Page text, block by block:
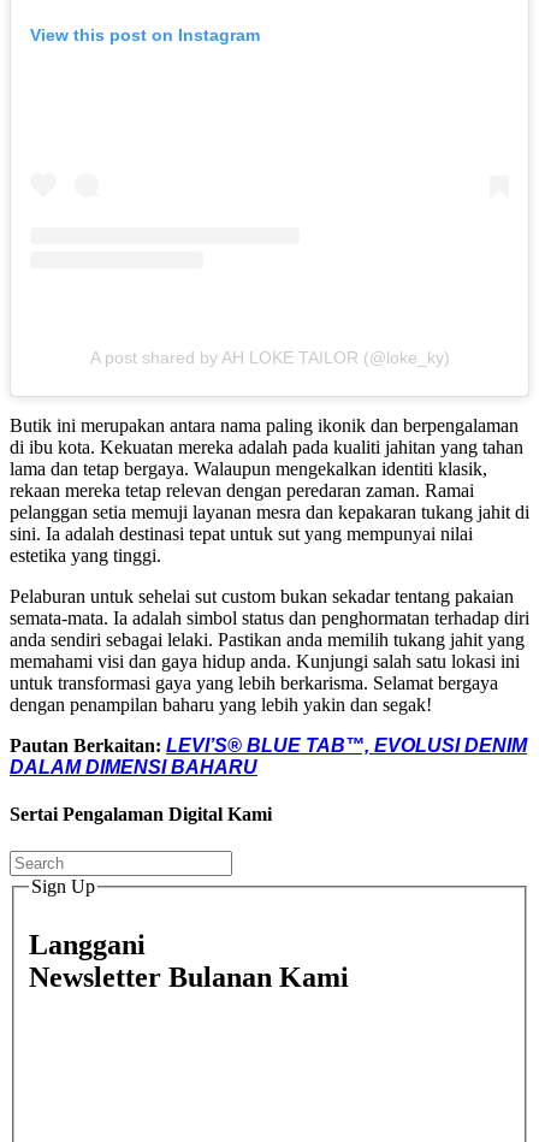
View this post on Instagram
A post shared by AH LOKE TAILOR (@loke_ky)
Butik ini merupakan antara nama paling ikonik dan berpengalaman
di ibu kota. Kekuatan mereka adalah pada kualiti jahitan yang tahan
lama dan tetap bergaya. Walaupun mengekalkan identiti klasik,
rekaan mereka tetap relevan dengan peredaran zaman. Ramai
pelanggan setia memuji layanan mesra dan kepakaran tukang jahit di
sini. Ia adalah destinasi tepat untuk sut yang mempunyai nilai
estetika yang tinggi.
Pelaburan untuk sehelai sut custom bukan sekadar tentang pakaian
semata-mata. Ia adalah simbol status dan penghormatan terhadap diri
anda sendiri sebagai lelaki. Pastikan anda memilih tukang jahit yang
memahami visi dan gaya hidup anda. Kunjungi salah satu lokasi ini
untuk transformasi gaya yang lebih berkarisma. Selamat bergaya
dengan penampilan baharu yang lebih yakin dan segak!
Pautan Berkaitan: LEVI’S® BLUE TAB™, EVOLUSI DENIM
DALAM DIMENSI BAHARU
Sertai Pengalaman Digital Kami
Sign Up
Langgani
Newsletter Bulanan Kami